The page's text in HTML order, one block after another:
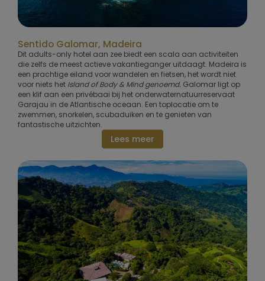
Sentido Galomar, Madeira
Dit adults-only hotel aan zee biedt een scala aan activiteiten
die zelfs de meest actieve vakantieganger uitdaagt. Madeira is
een prachtige eiland voor wandelen en fietsen, het wordt niet
voor niets het Island of Body & Mind genoemd. Galomar ligt op
een klif aan een privébaai bij het onderwaternatuurreservaat
Garajau in de Atlantische oceaan. Een toplocatie om te
zwemmen, snorkelen, scubaduiken en te genieten van
fantastische uitzichten.
Lees meer